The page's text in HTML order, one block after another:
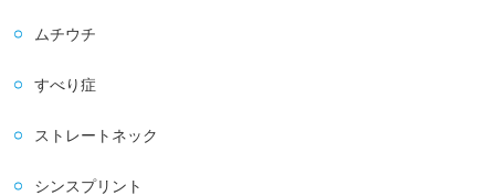
ムチウチ
すべり症
ストレートネック
シンスプリント